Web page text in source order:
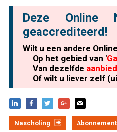
Deze Online
geaccrediteerd!
Wilt u een andere
Op het gebied van '
Van dezelfde
Of wilt u liever zelf
Nascholing Abonnement